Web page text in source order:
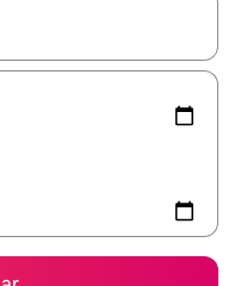
disponíveis, explore-os